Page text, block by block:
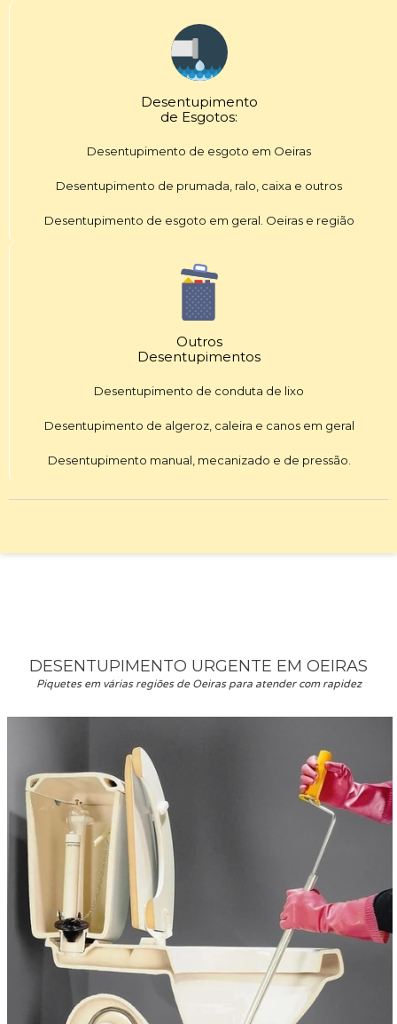
Desentupimento
de Esgotos:
Desentupimento de esgoto em Oeiras
Desentupimento de prumada, ralo, caixa e outros
Desentupimento de esgoto em geral. Oeiras e região
Outros
Desentupimentos
Desentupimento de conduta de lixo
Desentupimento de algeroz, caleira e canos em geral
Desentupimento manual, mecanizado e de pressão.
DESENTUPIMENTO URGENTE EM OEIRAS
Piquetes em várias regiões de Oeiras para atender com rapidez